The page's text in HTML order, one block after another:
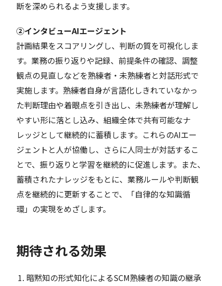
断を深められるよう支援します。
②インタビューAIエージェント
計画結果をスコアリングし、判断の質を可視化しま
す。業務の振り返りや記録、前提条件の確認、調整
観点の見直しなどを熟練者・未熟練者と対話形式で
実施します。熟練者自身が言語化しきれていなかっ
た判断理由や着眼点を引き出し、未熟練者が理解し
やすい形に落とし込み、組織全体で共有可能なナ
レッジとして継続的に蓄積します。これらのAIエー
ジェントと人が協働し、さらに人同士が対話するこ
とで、振り返りと学習を継続的に促進します。また、
蓄積されたナレッジをもとに、業務ルールや判断観
点を継続的に更新することで、「自律的な知識循
環」の実現をめざします。
期待される効果
暗黙知の形式知化によるSCM熟練者の知識の継承